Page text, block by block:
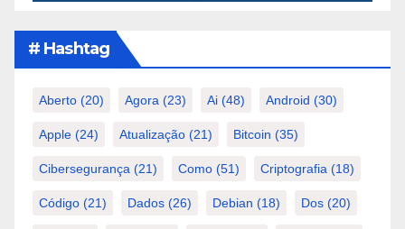
# Hashtag
Aberto (20) Agora (23) Ai (48) Android (30)
Apple (24) Atualização (21) Bitcoin (35)
Cibersegurança (21) Como (51) Criptografia (18)
Código (21) Dados (26) Debian (18) Dos (20)